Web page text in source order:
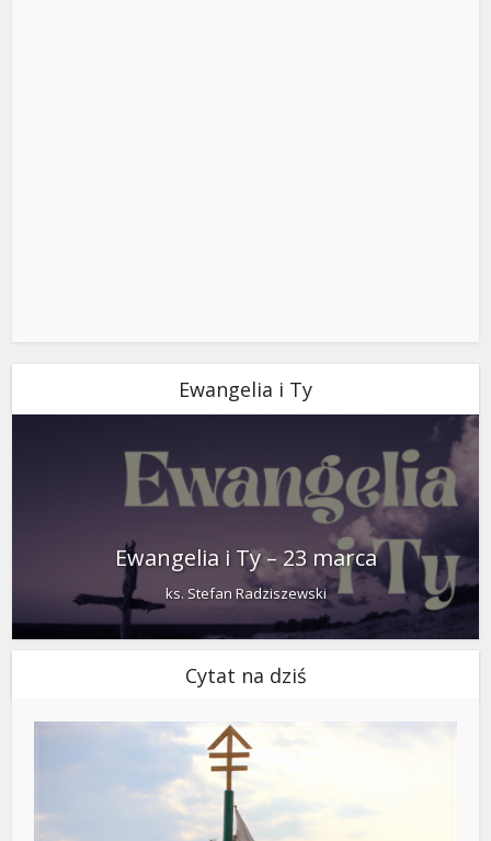
Ewangelia i Ty
Ewangelia i Ty – 23 marca
ks. Stefan Radziszewski
Cytat na dziś